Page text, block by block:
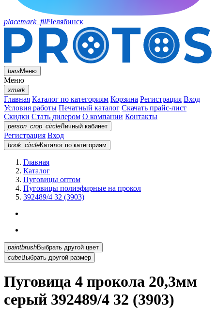
placemark_fillЧелябинск
barsМеню
Меню
xmark
Главная Каталог по категориям Корзина Регистрация Вход
Условия работы Печатный каталог Скачать прайс-лист
Скидки Стать дилером О компании Контакты
person_crop_circleЛичный кабинет
Регистрация Вход
book_circleКаталог по категориям
Главная
Каталог
Пуговицы оптом
Пуговицы полиэфирные на прокол
392489/4 32 (3903)
paintbrush
Выбрать другой цвет
cubeВыбрать другой размер
Пуговица 4 прокола 20,3мм
серый 392489/4 32 (3903)